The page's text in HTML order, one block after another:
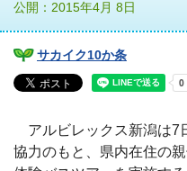
公開：2015年4月 8日
サカイク10か条
アルビレックス新潟は7
協力のもと、県内在住の